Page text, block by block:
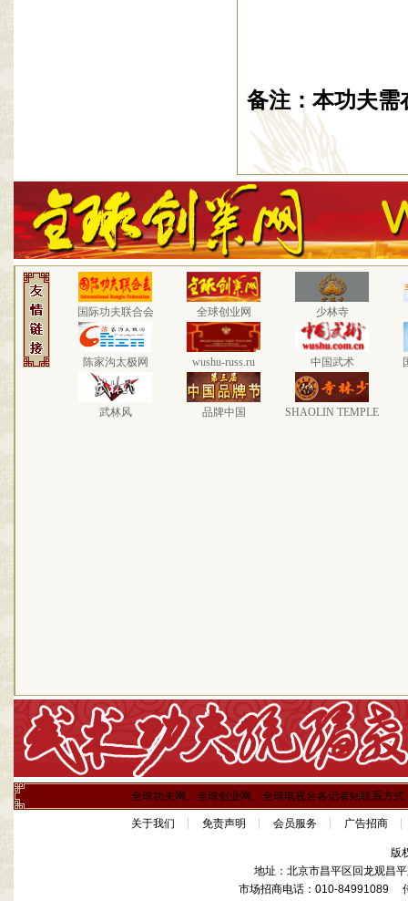
备注：本功夫需
国际功夫联合会 全球创业网 少林寺
陈家沟太极网 wushu-russ.ru 中国武术
武林风 品牌中国 SHAOLIN TEMPLE
全球功夫网、全球创业网、全球电视台各记者站联系方式
关于我们 免责声明 会员服务 广告招商
版
地址：北京市昌平区回龙观昌
市场招商电话：010-84991089